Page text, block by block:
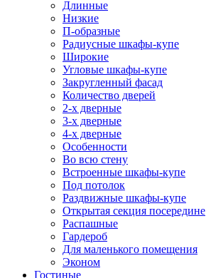
Длинные
Низкие
П-образные
Радиусные шкафы-купе
Широкие
Угловые шкафы-купе
Закругленный фасад
Количество дверей
2-х дверные
3-х дверные
4-х дверные
Особенности
Во всю стену
Встроенные шкафы-купе
Под потолок
Раздвижные шкафы-купе
Открытая секция посередине
Распашные
Гардероб
Для маленького помещения
Эконом
Гостиные